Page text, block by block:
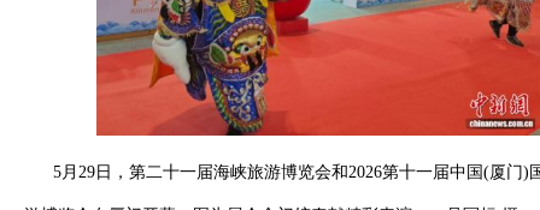
5月29日，第二十一届海峡旅游博览会和2026第十一届中国(厦门)